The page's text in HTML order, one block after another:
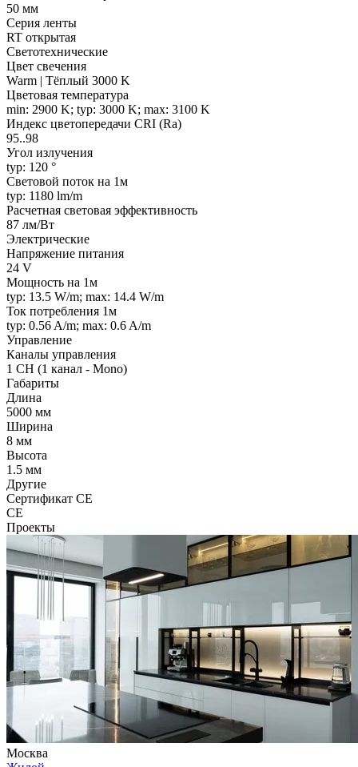
50 мм
Серия ленты
RT открытая
Светотехнические
Цвет свечения
Warm | Тёплый 3000 K
Цветовая температура
min: 2900 K; typ: 3000 K; max: 3100 K
Индекс цветопередачи CRI (Ra)
95..98
Угол излучения
typ: 120 °
Световой поток на 1м
typ: 1180 lm/m
Расчетная световая эффективность
87 лм/Вт
Электрические
Напряжение питания
24 V
Мощность на 1м
typ: 13.5 W/m; max: 14.4 W/m
Ток потребления 1м
typ: 0.56 A/m; max: 0.6 A/m
Управление
Каналы управления
1 CH (1 канал - Mono)
Габариты
Длина
5000 мм
Ширина
8 мм
Высота
1.5 мм
Другие
Сертификат CE
CE
Проекты
Москва